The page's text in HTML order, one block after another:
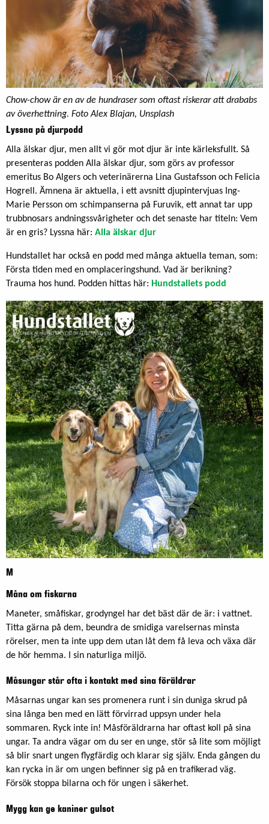
Chow-chow är en av de hundraser som oftast riskerar att drababs
av överhettning. Foto Alex Blajan, Unsplash
Lyssna på djurpodd
Alla älskar djur, men allt vi gör mot djur är inte kärleksfullt. Så
presenteras podden Alla älskar djur, som görs av professor
emeritus Bo Algers och veterinärerna Lina Gustafsson och Felicia
Hogrell. Ämnena är aktuella, i ett avsnitt djupintervjuas Ing-
Marie Persson om schimpanserna på Furuvik, ett annat tar upp
trubbnosars andningssvårigheter och det senaste har titeln: Vem
är en gris? Lyssna här: Alla älskar djur
Hundstallet har också en podd med många aktuella teman, som:
Första tiden med en omplaceringshund. Vad är berikning?
Trauma hos hund. Podden hittas här: Hundstallets podd
M
Måna om fiskarna
Maneter, småfiskar, grodyngel har det bäst där de är: i vattnet.
Titta gärna på dem, beundra de smidiga varelsernas minsta
rörelser, men ta inte upp dem utan låt dem få leva och växa där
de hör hemma. I sin naturliga miljö.
Måsungar står ofta i kontakt med sina föräldrar
Måsarnas ungar kan ses promenera runt i sin duniga skrud på
sina långa ben med en lätt förvirrad uppsyn under hela
sommaren. Ryck inte in! Måsföräldrarna har oftast koll på sina
ungar. Ta andra vägar om du ser en unge, stör så lite som möjligt
så blir snart ungen flygfärdig och klarar sig själv. Enda gången du
kan rycka in är om ungen befinner sig på en trafikerad väg.
Försök stoppa bilarna och för ungen i säkerhet.
Mygg kan ge kaniner gulsot